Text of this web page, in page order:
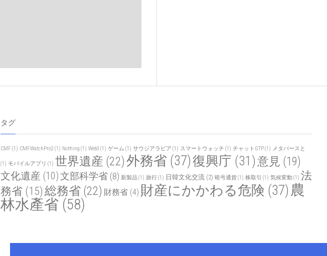
タグ
CMF (1) CMFWatchPro2 (1) Nothing (1) Web3 (1) ゲーム (1) サウジアラビア (1) スマートウォッチ (1) チャットGTP(1) メタバースと
(1) モバイルアプリ (1) 世界遺産 (22)外務省(37)復興庁 (31)意見 (19)
文化遺産 (10)文部科学省(8) 新製品(1) 旅行(1) 日韓文化交流(2) 暗号通貨(1) 株取引 (1) 気候変動(1) 法
務省(15) 総務省(22) 財務省(4) 財産にかかわる危険 (37) 農
林水產省(58)